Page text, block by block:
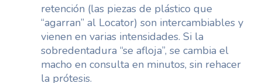
retención (las piezas de plástico que
“agarran” al Locator) son intercambiables y
vienen en varias intensidades. Si la
sobredentadura “se afloja”, se cambia el
macho en consulta en minutos, sin rehacer
la prótesis.